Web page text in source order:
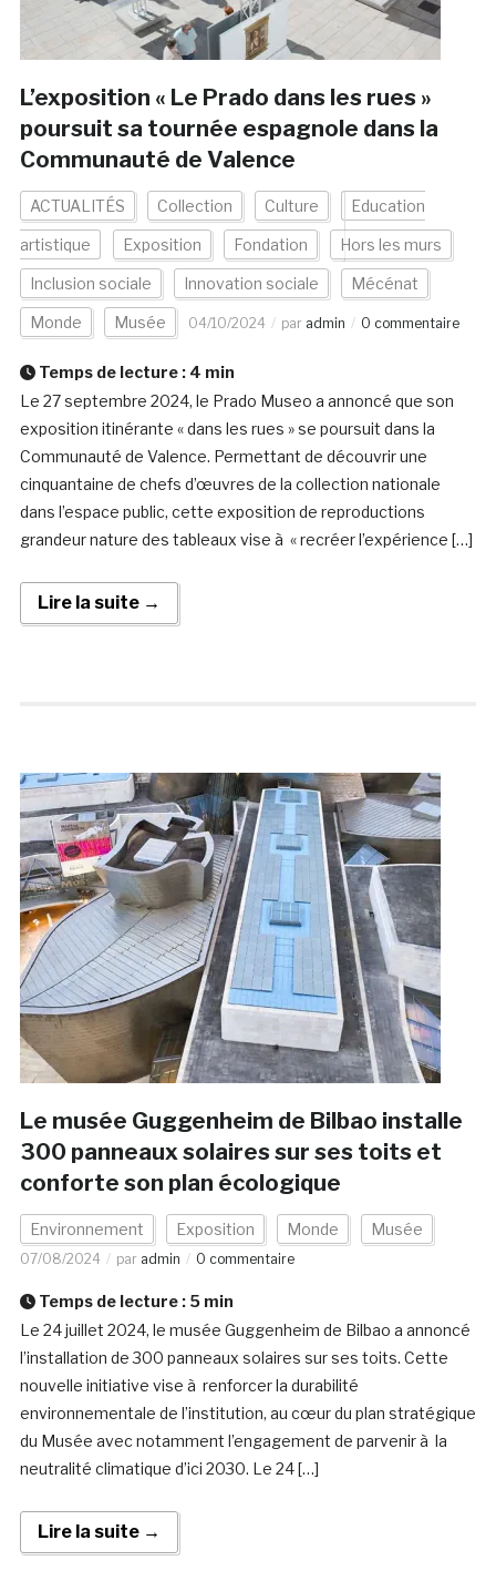
L’exposition « Le Prado dans les rues »
poursuit sa tournée espagnole dans la
Communauté de Valence
ACTUALITÉS Collection Culture Education
artistique Exposition Fondation Hors les murs
Inclusion sociale Innovation sociale Mécénat
Monde Musée 04/10/2024 par admin 0 commentaire
Temps de lecture : 4 min
Le 27 septembre 2024, le Prado Museo a annoncé que son
exposition itinérante « dans les rues » se poursuit dans la
Communauté de Valence. Permettant de découvrir une
cinquantaine de chefs d’œuvres de la collection nationale
dans l’espace public, cette exposition de reproductions
grandeur nature des tableaux vise à « recréer l’expérience […]
Lire la suite →
Le musée Guggenheim de Bilbao installe
300 panneaux solaires sur ses toits et
conforte son plan écologique
Environnement Exposition Monde Musée
07/08/2024 par admin 0 commentaire
Temps de lecture : 5 min
Le 24 juillet 2024, le musée Guggenheim de Bilbao a annoncé
l’installation de 300 panneaux solaires sur ses toits. Cette
nouvelle initiative vise à renforcer la durabilité
environnementale de l’institution, au cœur du plan stratégique
du Musée avec notamment l’engagement de parvenir à la
neutralité climatique d’ici 2030. Le 24 […]
Lire la suite →